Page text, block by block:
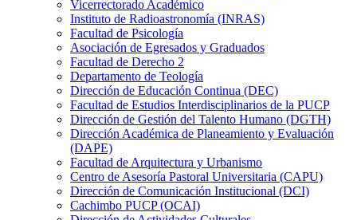
Vicerrectorado Académico
Instituto de Radioastronomía (INRAS)
Facultad de Psicología
Asociación de Egresados y Graduados
Facultad de Derecho 2
Departamento de Teología
Dirección de Educación Continua (DEC)
Facultad de Estudios Interdisciplinarios de la PUCP
Dirección de Gestión del Talento Humano (DGTH)
Dirección Académica de Planeamiento y Evaluación
(DAPE)
Facultad de Arquitectura y Urbanismo
Centro de Asesoría Pastoral Universitaria (CAPU)
Dirección de Comunicación Institucional (DCI)
Cachimbo PUCP (OCAI)